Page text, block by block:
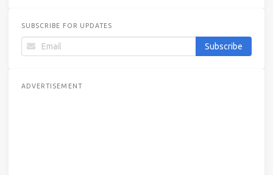
SUBSCRIBE FOR UPDATES
ADVERTISEMENT